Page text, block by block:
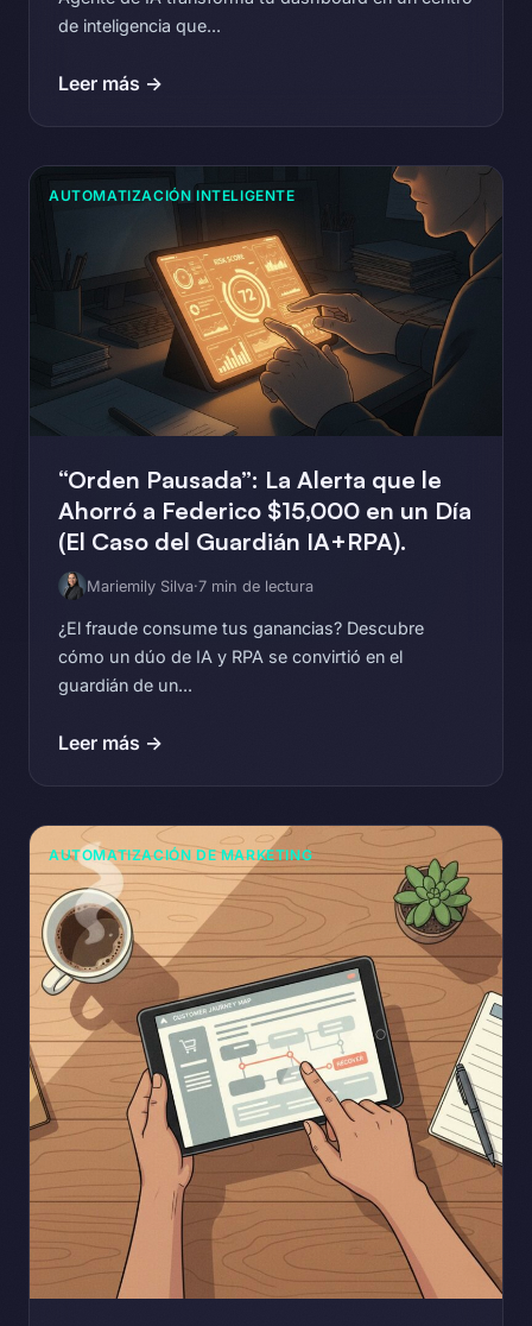
de inteligencia que...
Leer más →
AUTOMATIZACIÓN INTELIGENTE
“Orden Pausada”: La Alerta que le
Ahorró a Federico $15,000 en un Día
(El Caso del Guardián IA+RPA).
Mariemily Silva·7 min de lectura
¿El fraude consume tus ganancias? Descubre
cómo un dúo de IA y RPA se convirtió en el
guardián de un...
Leer más →
AUTOMATIZACIÓN DE MARKETING